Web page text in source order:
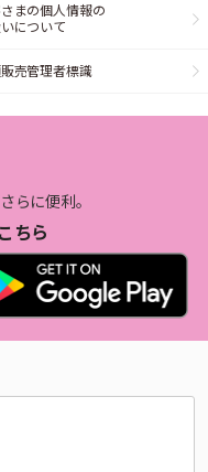
まの個人情報の
について
売管理者標識
らに便利。
ちら